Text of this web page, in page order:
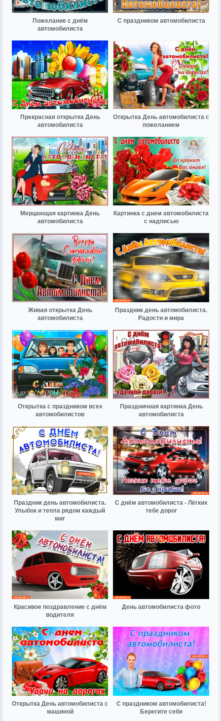
Пожелание с днём
автомобилиста
С праздником автомобилиста
Прекрасная открытка День
автомобилиста
Открытка День автомобилиста с
пожеланием
Мерцающая картинка День
автомобилиста
Картинка с днем автомобилиста
с надписью
Живая открытка День
автомобилиста
Праздник день автомобилиста.
Радости и мира
Открытка с праздником всех
автомобилистов
Праздничная картинка День
автомобилиста
Праздник день автомобилиста.
Улыбок и тепла рядом каждый
миг
С днём автомобилиста - Лёгких
тебе дорог
Красивое поздравление с днём
водителя
День автомобилиста фото
Открытка День автомобилиста с
машиной
С праздником автомобилиста!
Берегите себя